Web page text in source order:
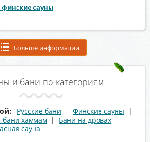
финские сауны
Больше информации
и бани по категориям
Русские бани | Финские сауны |
бани хаммам | Бани на дровах |
сауна